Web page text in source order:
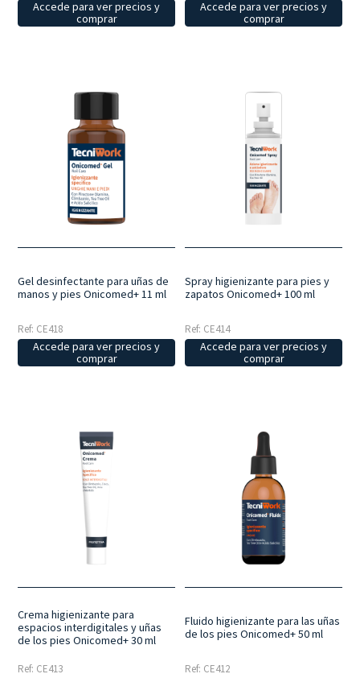
Accede para ver precios y
comprar
Accede para ver precios y
comprar
Gel desinfectante para uñas de
manos y pies Onicomed+ 11 ml
Ref: CE418
Accede para ver precios y
comprar
Spray higienizante para pies y
zapatos Onicomed+ 100 ml
Ref: CE414
Accede para ver precios y
comprar
Crema higienizante para
espacios interdigitales y uñas
de los pies Onicomed+ 30 ml
Ref: CE413
Fluido higienizante para las uñas
de los pies Onicomed+ 50 ml
Ref: CE412